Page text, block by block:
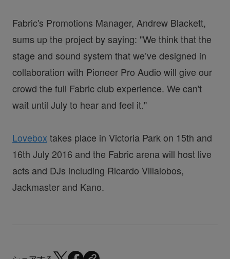
Fabric's Promotions Manager, Andrew Blackett,
sums up the project by saying: "We think that the
stage and sound system that we’ve designed in
collaboration with Pioneer Pro Audio will give our
crowd the full Fabric club experience. We can't
wait until July to hear and feel it."
Lovebox takes place in Victoria Park on 15th and
16th July 2016 and the Fabric arena will host live
acts and DJs including Ricardo Villalobos,
Jackmaster and Kano.